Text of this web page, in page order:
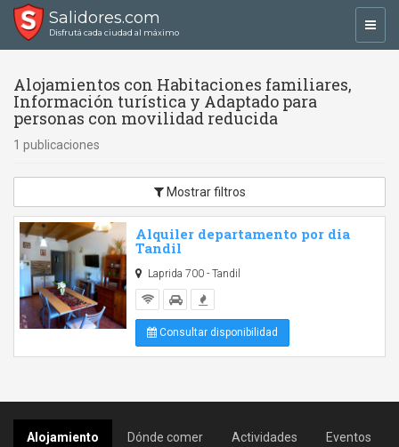
Salidores.com
Disfrutá cada ciudad al máximo
Alojamientos con Habitaciones familiares,
Información turística y Adaptado para
personas con movilidad reducida
1 publicaciones
Mostrar filtros
Alquiler departamento por dia
Tandil
Laprida 700 - Tandil
Consultar disponibilidad
Alojamiento Dónde comer Actividades Eventos